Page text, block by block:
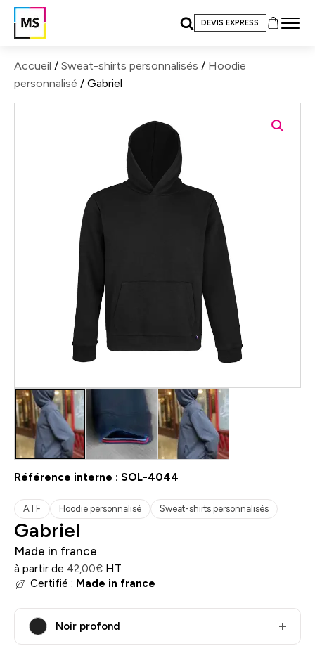
DEVIS EXPRESS
Accueil / Sweat-shirts personnalisés / Hoodie
personnalisé / Gabriel
Référence interne : SOL-4044
ATF Hoodie personnalisé Sweat-shirts personnalisés
Gabriel
Made in france
à partir de 42,00€ HT
Certifié : Made in france
Noir profond